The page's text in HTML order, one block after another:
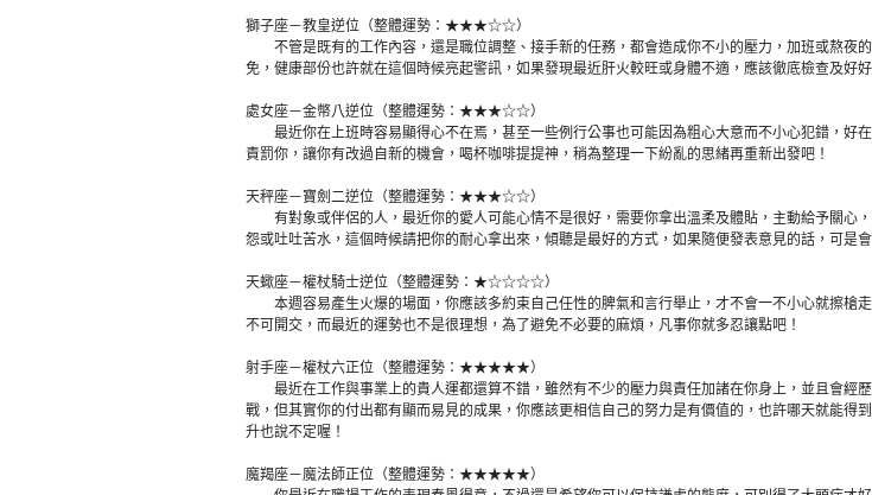
獅子座－教皇逆位（整體運勢：★★★☆☆）
不管是既有的工作內容，還是職位調整、接手新的任務，都會造成你不小的壓力，加班或熬夜
免，健康部份也許就在這個時候亮起警訊，如果發現最近肝火較旺或身體不適，應該徹底檢查及好好
處女座－金幣八逆位（整體運勢：★★★☆☆）
最近你在上班時容易顯得心不在焉，甚至一些例行公事也可能因為粗心大意而不小心犯錯，好
責罰你，讓你有改過自新的機會，喝杯咖啡提提神，稍為整理一下紛亂的思緒再重新出發吧！
天秤座－寶劍二逆位（整體運勢：★★★☆☆）
有對象或伴侶的人，最近你的愛人可能心情不是很好，需要你拿出溫柔及體貼，主動給予關心
怨或吐吐苦水，這個時候請把你的耐心拿出來，傾聽是最好的方式，如果隨便發表意見的話，可是會
天蠍座－權杖騎士逆位（整體運勢：★☆☆☆☆）
本週容易產生火爆的場面，你應該多約束自己任性的脾氣和言行舉止，才不會一不小心就擦槍
不可開交，而最近的運勢也不是很理想，為了避免不必要的麻煩，凡事你就多忍讓點吧！
射手座－權杖六正位（整體運勢：★★★★★）
最近在工作與事業上的貴人運都還算不錯，雖然有不少的壓力與責任加諸在你身上，並且會經
戰，但其實你的付出都有顯而易見的成果，你應該更相信自己的努力是有價值的，也許哪天就能得
升也說不定喔！
魔羯座－魔法師正位（整體運勢：★★★★★）